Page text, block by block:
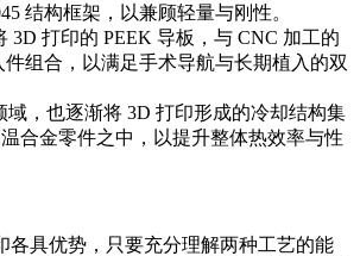
结构框架，以兼顾轻量与刚性。
3D 打印的 PEEK 导板，与 CNC 加工的
件组合，以满足手术导航与长期植入的双
域，也逐渐将 3D 打印形成的冷却结构集
合金零件之中，以提升整体热效率与性
各具优势，只要充分理解两种工艺的能